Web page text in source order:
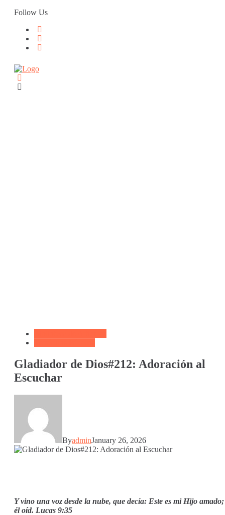
Skip
Follow Us
Gladiador de Dios#212: Adoración al
Escuchar
ByadminJanuary 26, 2026
Y vino una voz desde la nube, que decía: Este es mi Hijo
él oíd. Lucas 9:35